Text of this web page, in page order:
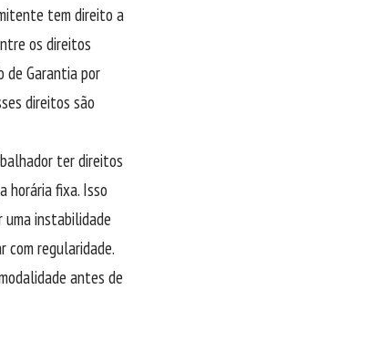
tem direito a
os direitos
de Garantia por
direitos são
ter direitos
horária fixa. Isso
uma instabilidade
com regularidade.
antes de